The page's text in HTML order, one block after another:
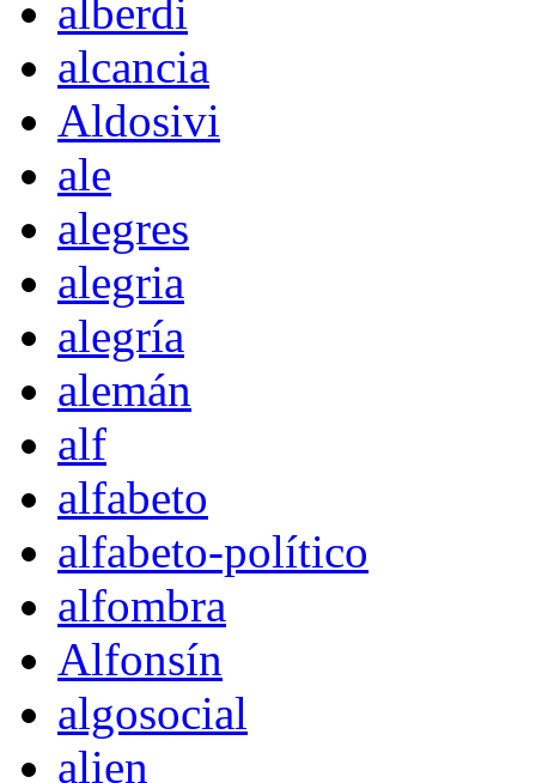
alberdi
alcancia
Aldosivi
ale
alegres
alegria
alegría
alemán
alf
alfabeto
alfabeto-político
alfombra
Alfonsín
algosocial
alien